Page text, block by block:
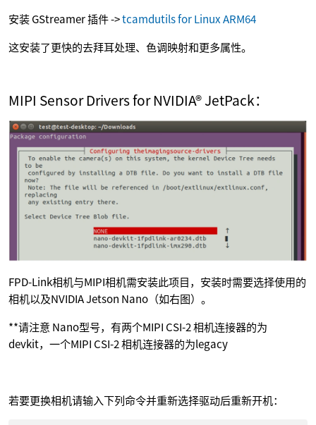
安装 GStreamer 插件 ->tcamdutils for Linux ARM64
这安装了更快的去拜耳处理、色调映射和更多属性。
MIPI Sensor Drivers for NVIDIA® JetPack：
FPD-Link相机与MIPI相机需安装此项目，安装时需要选择使用的
相机以及NVIDIA Jetson Nano（如右图）。
**请注意 Nano型号，有两个MIPI CSI-2 相机连接器的为
devkit，一个MIPI CSI-2 相机连接器的为legacy
若要更换相机请输入下列命令并重新选择驱动后重新开机：